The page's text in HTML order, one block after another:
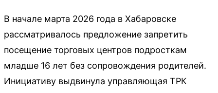
В начале марта 2026 года в Хабаровске
рассматривалось предложение запретить
посещение торговых центров подросткам
младше 16 лет без сопровождения родителей.
Инициативу выдвинула управляющая ТРК